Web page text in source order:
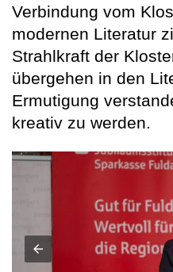
Verbindung vom
modernen Literatur
Strahlkraft der
übergehen in den
Ermutigung
kreativ zu werden.